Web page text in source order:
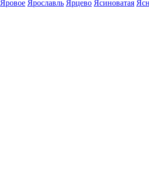
Яровое Ярославль Ярцево Ясиноватая